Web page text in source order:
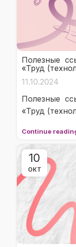
Полезные
«Труд
11.10.2024
Полезные
«Труд
Continue
10
ОКТ